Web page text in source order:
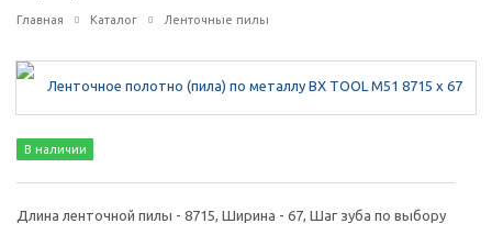
Главная Каталог Ленточные пилы
В наличии
Длина ленточной пилы - 8715, Ширина - 67, Шаг зуба по выбору